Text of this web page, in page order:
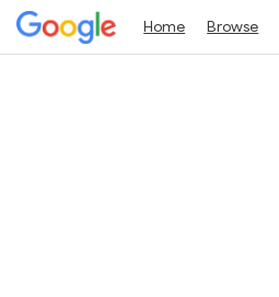
Home Browse